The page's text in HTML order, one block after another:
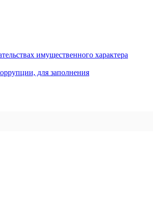
имущественного характера
для заполнения